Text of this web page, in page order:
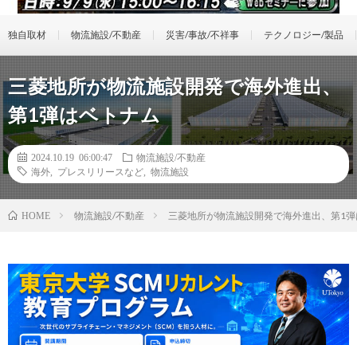
独自取材 物流施設/不動産 災害/事故/不祥事 テクノロジー/製品
三菱地所が物流施設開発で海外進出、
第1弾はベトナム
2024.10.19 06:00:47
物流施設/不動産
海外
プレスリリースなど 物流施設
HOME 物流施設/不動産 三菱地所が物流施設開発で海外進出、第1